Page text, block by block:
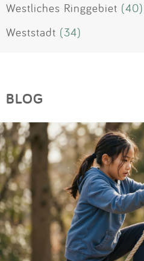
Westliches Ringgebiet (40)
Weststadt (34)
BLOG